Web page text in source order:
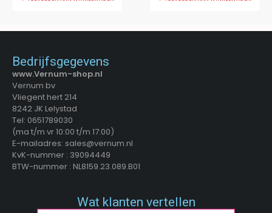
Bedrijfsgegevens
www.Vernum-shop.nl
Vernum bv
Vliegent hert 214
8242 JK Lelystad
Tel: 0651789030
(ma t/m vr 10:00 t/m 17:00)
E-mailadres: sales@vernum.nl
KvK-nummer : 39094449
BTW-nummer : NL8159.23.089.B01
Wat klanten vertellen